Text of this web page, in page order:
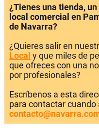
¿Tienes una tienda,
local comercial en
de Navarra?
¿Quieres salir en
Local y que miles de
que ofreces con una
por profesionales?
Escríbenos a esta
para contactar cuando